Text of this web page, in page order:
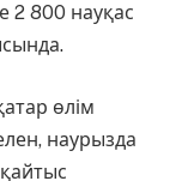
2 800 науқас
өлім
наурызда